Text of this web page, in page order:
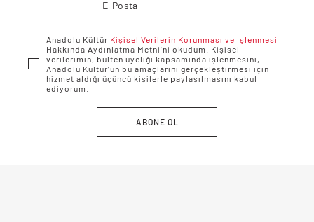
ABONE OL
Anadolu Kültür Kişisel Verilerin Korunması ve İşlenmesi
Hakkında Aydınlatma Metni'ni okudum. Kişisel
verilerimin, bülten üyeliği kapsamında işlenmesini,
Anadolu Kültür'ün bu amaçlarını gerçekleştirmesi için
hizmet aldığı üçüncü kişilerle paylaşılmasını kabul
ediyorum.